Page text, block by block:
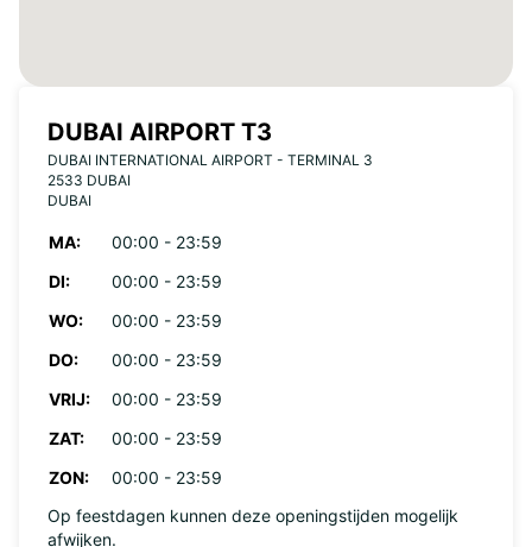
DUBAI AIRPORT T3
DUBAI INTERNATIONAL AIRPORT - TERMINAL 3
2533 DUBAI
DUBAI
MA:
00:00 - 23:59
DI:
00:00 - 23:59
WO:
00:00 - 23:59
DO:
00:00 - 23:59
VRIJ:
00:00 - 23:59
ZAT:
00:00 - 23:59
ZON:
00:00 - 23:59
Op feestdagen kunnen deze openingstijden mogelijk
afwijken.